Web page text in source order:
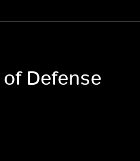
Defense